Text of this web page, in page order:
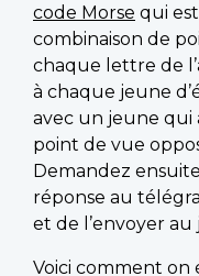
code Morse qui
combinaison de
chaque lettre de
à chaque jeune
avec un jeune qui
point de vue
Demandez
réponse au
et de l’envoyer
Voici comment on